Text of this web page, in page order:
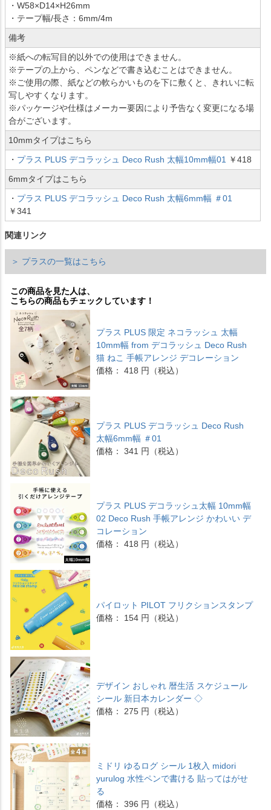
・W58×D14×H26mm
・テープ幅/長さ：6mm/4m
備考
※紙への転写目的以外での使用はできません。
※テープの上から、ペンなどで書き込むことはできません。
※ご使用の際、紙などの軟らかいものを下に敷くと、きれいに転
写しやすくなります。
※パッケージや仕様はメーカー要因により予告なく変更になる場
合がございます。
10mmタイプはこちら
・ プラス PLUS デコラッシュ Deco Rush 太幅10mm幅01
￥418
6mmタイプはこちら
・ プラス PLUS デコラッシュ Deco Rush 太幅6mm幅 ＃01
￥341
関連リンク
＞ プラスの一覧はこちら
この商品を見た人は、
こちらの商品もチェックしています！
プラス PLUS 限定 ネコラッシュ 太幅
10mm幅 from デコラッシュ Deco Rush
猫 ねこ 手帳アレンジ デコレーション
価格： 418 円（税込）
プラス PLUS デコラッシュ Deco Rush
太幅6mm幅 ＃01
価格： 341 円（税込）
プラス PLUS デコラッシュ太幅 10mm幅
02 Deco Rush 手帳アレンジ かわいい デ
コレーション
価格： 418 円（税込）
パイロット PILOT フリクションスタンプ
価格： 154 円（税込）
デザイン おしゃれ 暦生活 スケジュール
シール 新日本カレンダー ◇
価格： 275 円（税込）
ミドリ ゆるログ シール 1枚入 midori
yurulog 水性ペンで書ける 貼ってはがせ
る
価格： 396 円（税込）